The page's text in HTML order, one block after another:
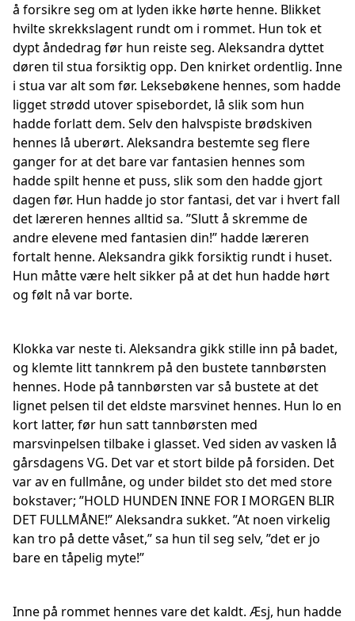
å forsikre seg om at lyden ikke hørte henne. Blikket
hvilte skrekkslagent rundt om i rommet. Hun tok et
dypt åndedrag før hun reiste seg. Aleksandra dyttet
døren til stua forsiktig opp. Den knirket ordentlig. Inne
i stua var alt som før. Leksebøkene hennes, som hadde
ligget strødd utover spisebordet, lå slik som hun
hadde forlatt dem. Selv den halvspiste brødskiven
hennes lå uberørt. Aleksandra bestemte seg flere
ganger for at det bare var fantasien hennes som
hadde spilt henne et puss, slik som den hadde gjort
dagen før. Hun hadde jo stor fantasi, det var i hvert fall
det læreren hennes alltid sa. ”Slutt å skremme de
andre elevene med fantasien din!” hadde læreren
fortalt henne. Aleksandra gikk forsiktig rundt i huset.
Hun måtte være helt sikker på at det hun hadde hørt
og følt nå var borte.
Klokka var neste ti. Aleksandra gikk stille inn på badet,
og klemte litt tannkrem på den bustete tannbørsten
hennes. Hode på tannbørsten var så bustete at det
lignet pelsen til det eldste marsvinet hennes. Hun lo en
kort latter, før hun satt tannbørsten med
marsvinpelsen tilbake i glasset. Ved siden av vasken lå
gårsdagens VG. Det var et stort bilde på forsiden. Det
var av en fullmåne, og under bildet sto det med store
bokstaver; ”HOLD HUNDEN INNE FOR I MORGEN BLIR
DET FULLMÅNE!” Aleksandra sukket. ”At noen virkelig
kan tro på dette våset,” sa hun til seg selv, ”det er jo
bare en tåpelig myte!”
Inne på rommet hennes vare det kaldt. Æsj, hun hadde